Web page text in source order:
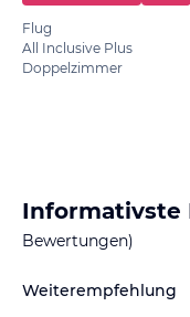
Flug
All Inclusive Plus
Doppelzimmer
Informativste
Bewertungen)
Weiterempfehlung